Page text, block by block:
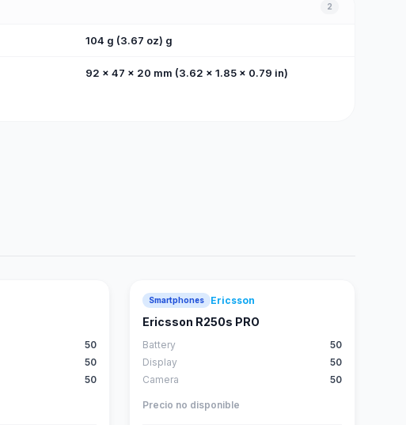
2
104 g (3.67 oz) g
92 x 47 x 20 mm (3.62 x 1.85 x 0.79 in)
50
50
50
Smartphones Ericsson
Ericsson R250s PRO
Battery
50
Display
50
Camera
50
Precio no disponible